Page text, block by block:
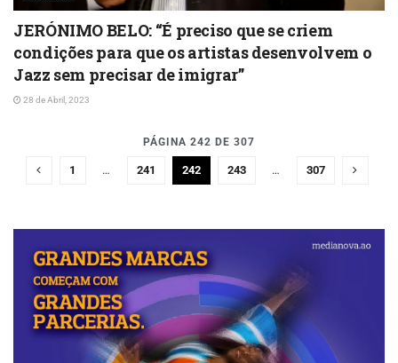
JERÓNIMO BELO: “É preciso que se criem
condições para que os artistas desenvolvem o
Jazz sem precisar de imigrar”
28 de Abril, 2023
PÁGINA 242 DE 307
1 … 241 242 243 … 307